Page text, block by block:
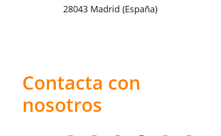
28043 Madrid (España)
Contacta con
nosotros